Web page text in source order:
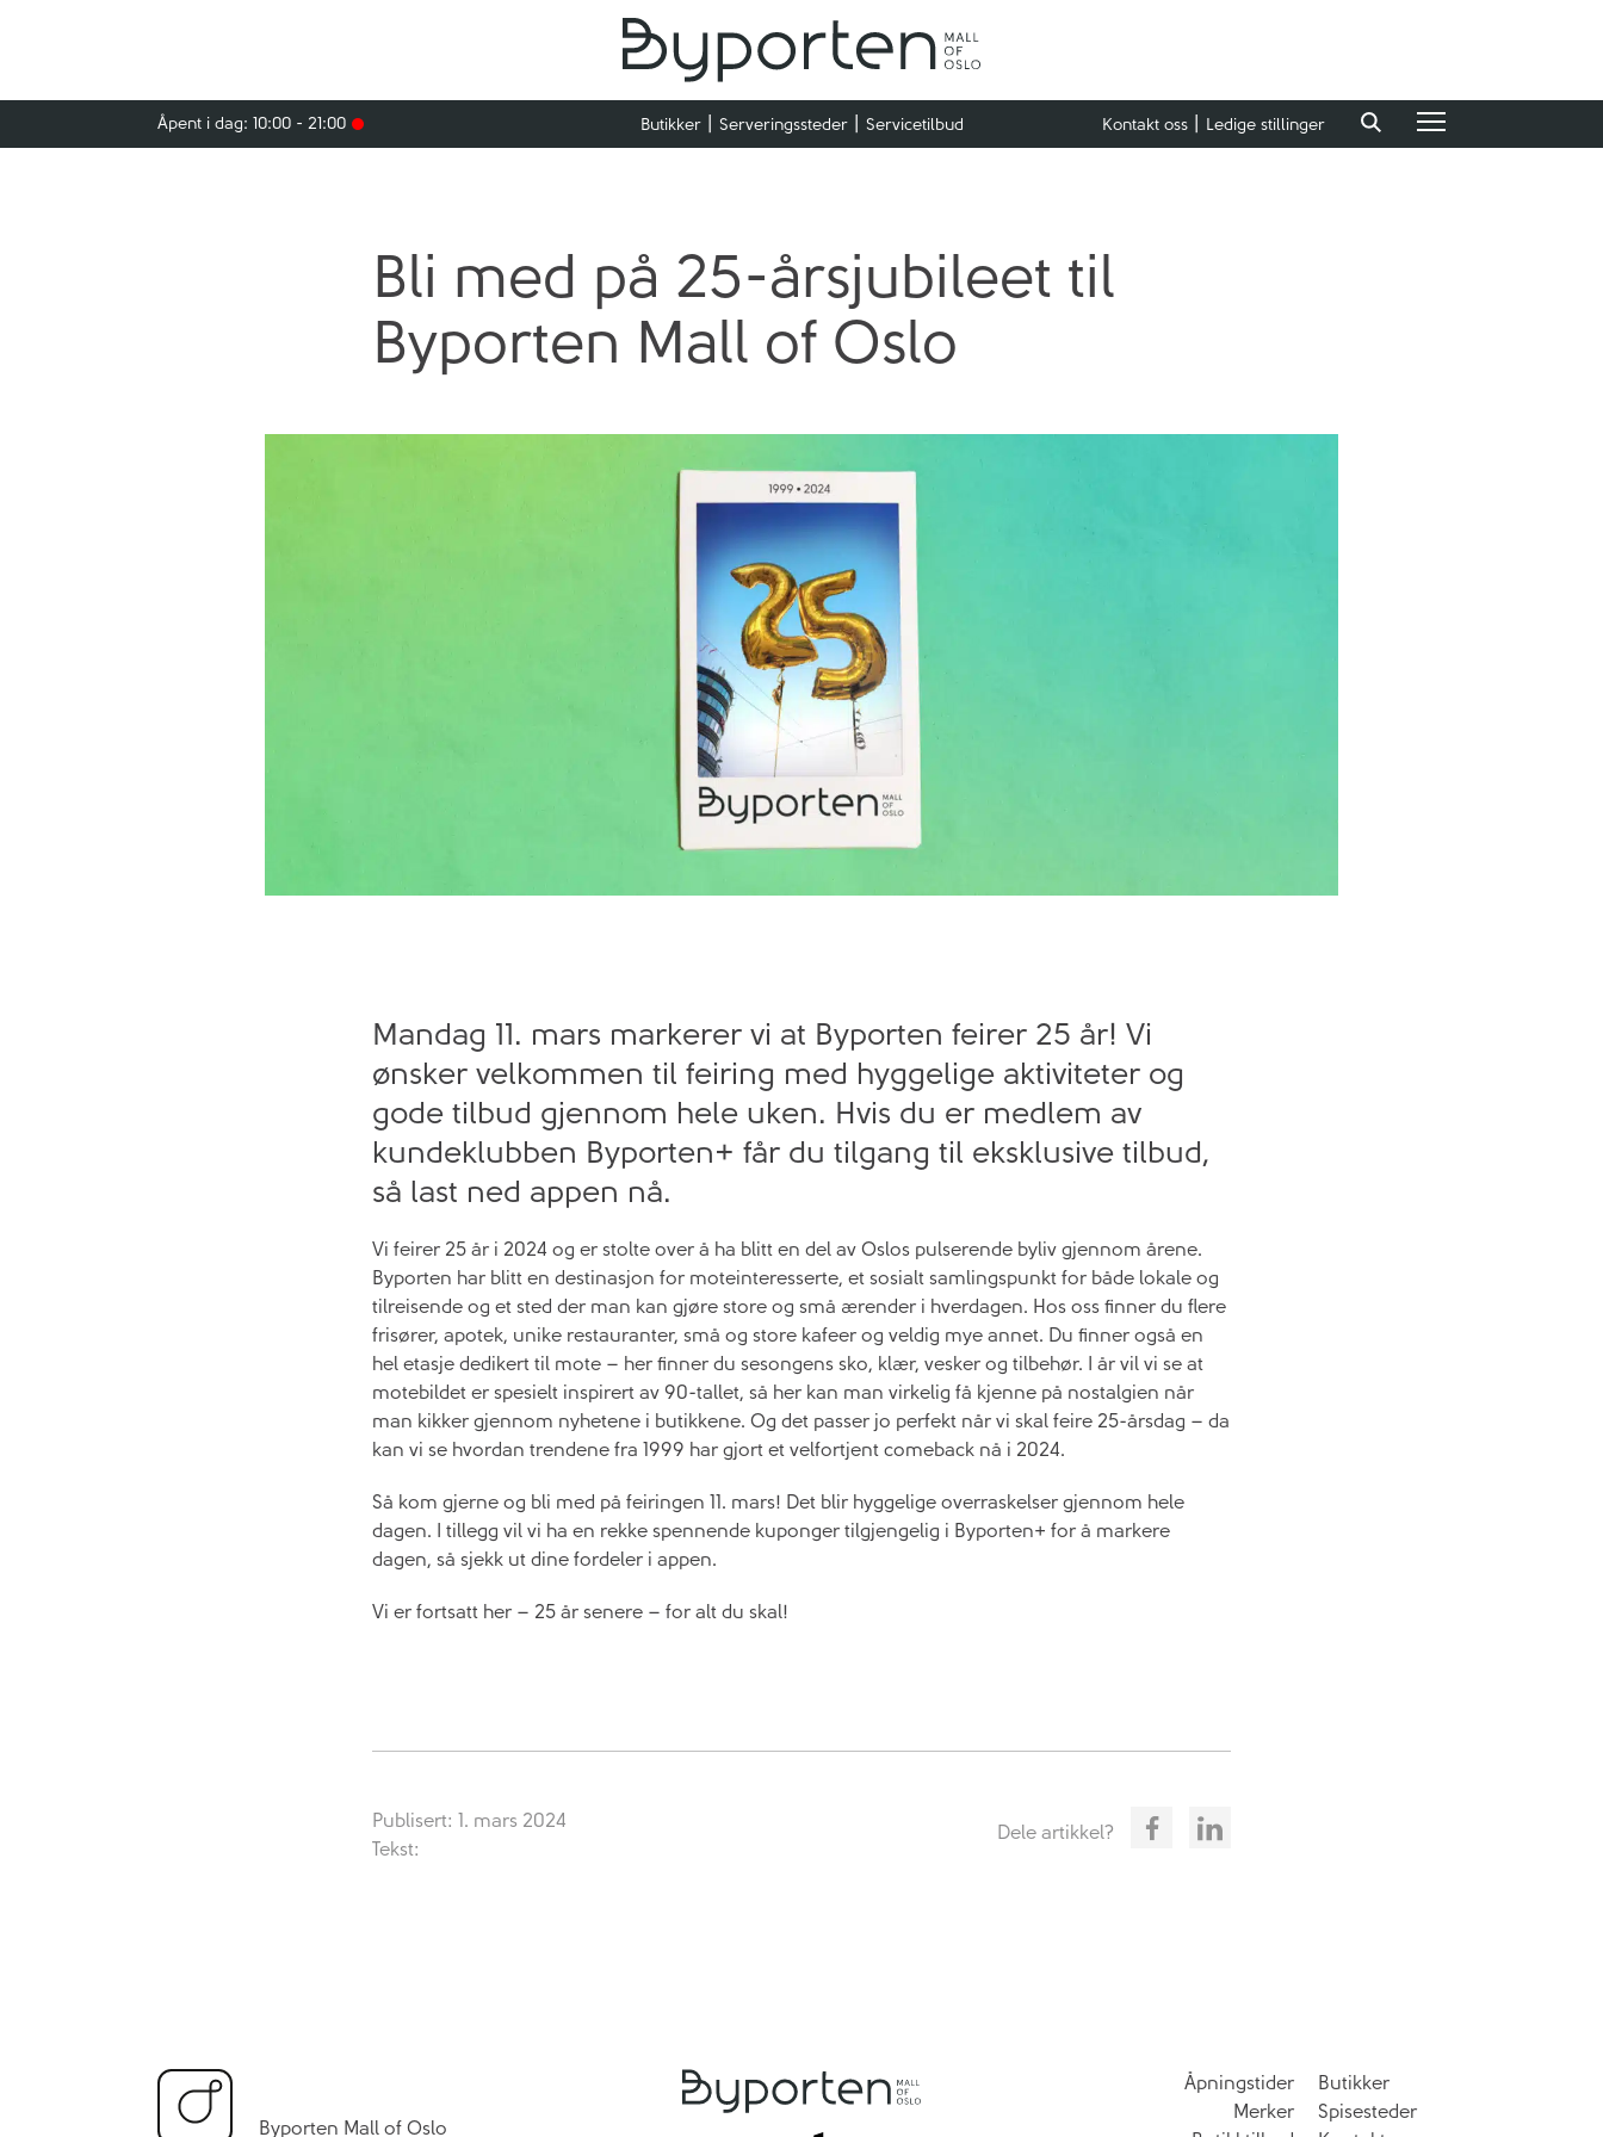
Åpent i dag: 10:00 - 21:00 Butikker Serveringssteder Servicetilbud Kontakt oss Ledige stillinger
Bli med på 25-årsjubileet til
Byporten Mall of Oslo
Mandag 11. mars markerer vi at Byporten feirer 25 år! Vi
ønsker velkommen til feiring med hyggelige aktiviteter og
gode tilbud gjennom hele uken. Hvis du er medlem av
kundeklubben Byporten+ får du tilgang til eksklusive tilbud,
så last ned appen nå.
Vi feirer 25 år i 2024 og er stolte over å ha blitt en del av Oslos pulserende byliv gjennom årene.
Byporten har blitt en destinasjon for moteinteresserte, et sosialt samlingspunkt for både lokale og
tilreisende og et sted der man kan gjøre store og små ærender i hverdagen. Hos oss finner du flere
frisører, apotek, unike restauranter, små og store kafeer og veldig mye annet. Du finner også en
hel etasje dedikert til mote – her finner du sesongens sko, klær, vesker og tilbehør. I år vil vi se at
motebildet er spesielt inspirert av 90-tallet, så her kan man virkelig få kjenne på nostalgien når
man kikker gjennom nyhetene i butikkene. Og det passer jo perfekt når vi skal feire 25-årsdag – da
kan vi se hvordan trendene fra 1999 har gjort et velfortjent comeback nå i 2024.
Så kom gjerne og bli med på feiringen 11. mars! Det blir hyggelige overraskelser gjennom hele
dagen. I tillegg vil vi ha en rekke spennende kuponger tilgjengelig i Byporten+ for å markere
dagen, så sjekk ut dine fordeler i appen.
Vi er fortsatt her – 25 år senere – for alt du skal!
Publisert: 1. mars 2024
Tekst:
Dele artikkel?
Byporten Mall of Oslo
Åpningstider
Butikker
Merker
Spisesteder